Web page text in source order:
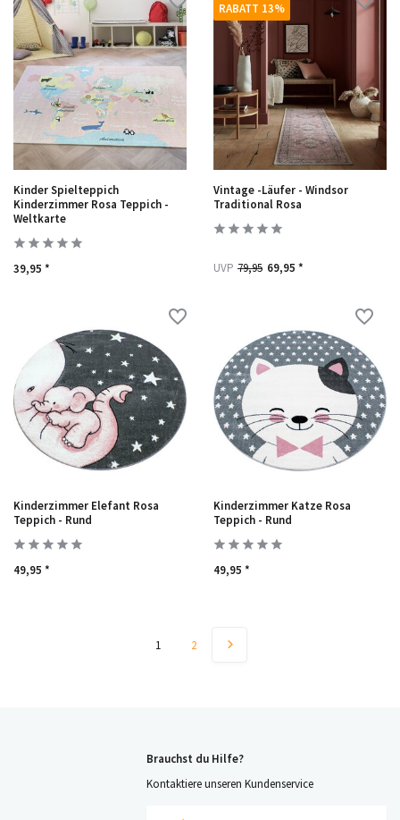
Kinder Spielteppich
Kinderzimmer Rosa Teppich -
Weltkarte
39,95 *
RABATT 13%
Vintage -Läufer - Windsor
Traditional Rosa
UVP 79,95 69,95 *
Kinderzimmer Elefant Rosa
Teppich - Rund
49,95 *
Kinderzimmer Katze Rosa
Teppich - Rund
49,95 *
1 2
Brauchst du Hilfe?
Kontaktiere unseren Kundenservice